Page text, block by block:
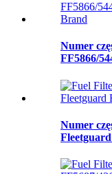
Numer
FF5866/
Numer